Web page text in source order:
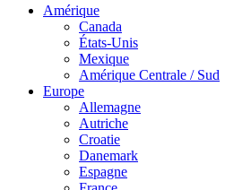
Amérique
Canada
États-Unis
Mexique
Amérique Centrale / Sud
Europe
Allemagne
Autriche
Croatie
Danemark
Espagne